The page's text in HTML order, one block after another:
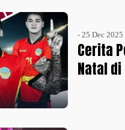
- 25 Dec 2025
Cerita
Natal